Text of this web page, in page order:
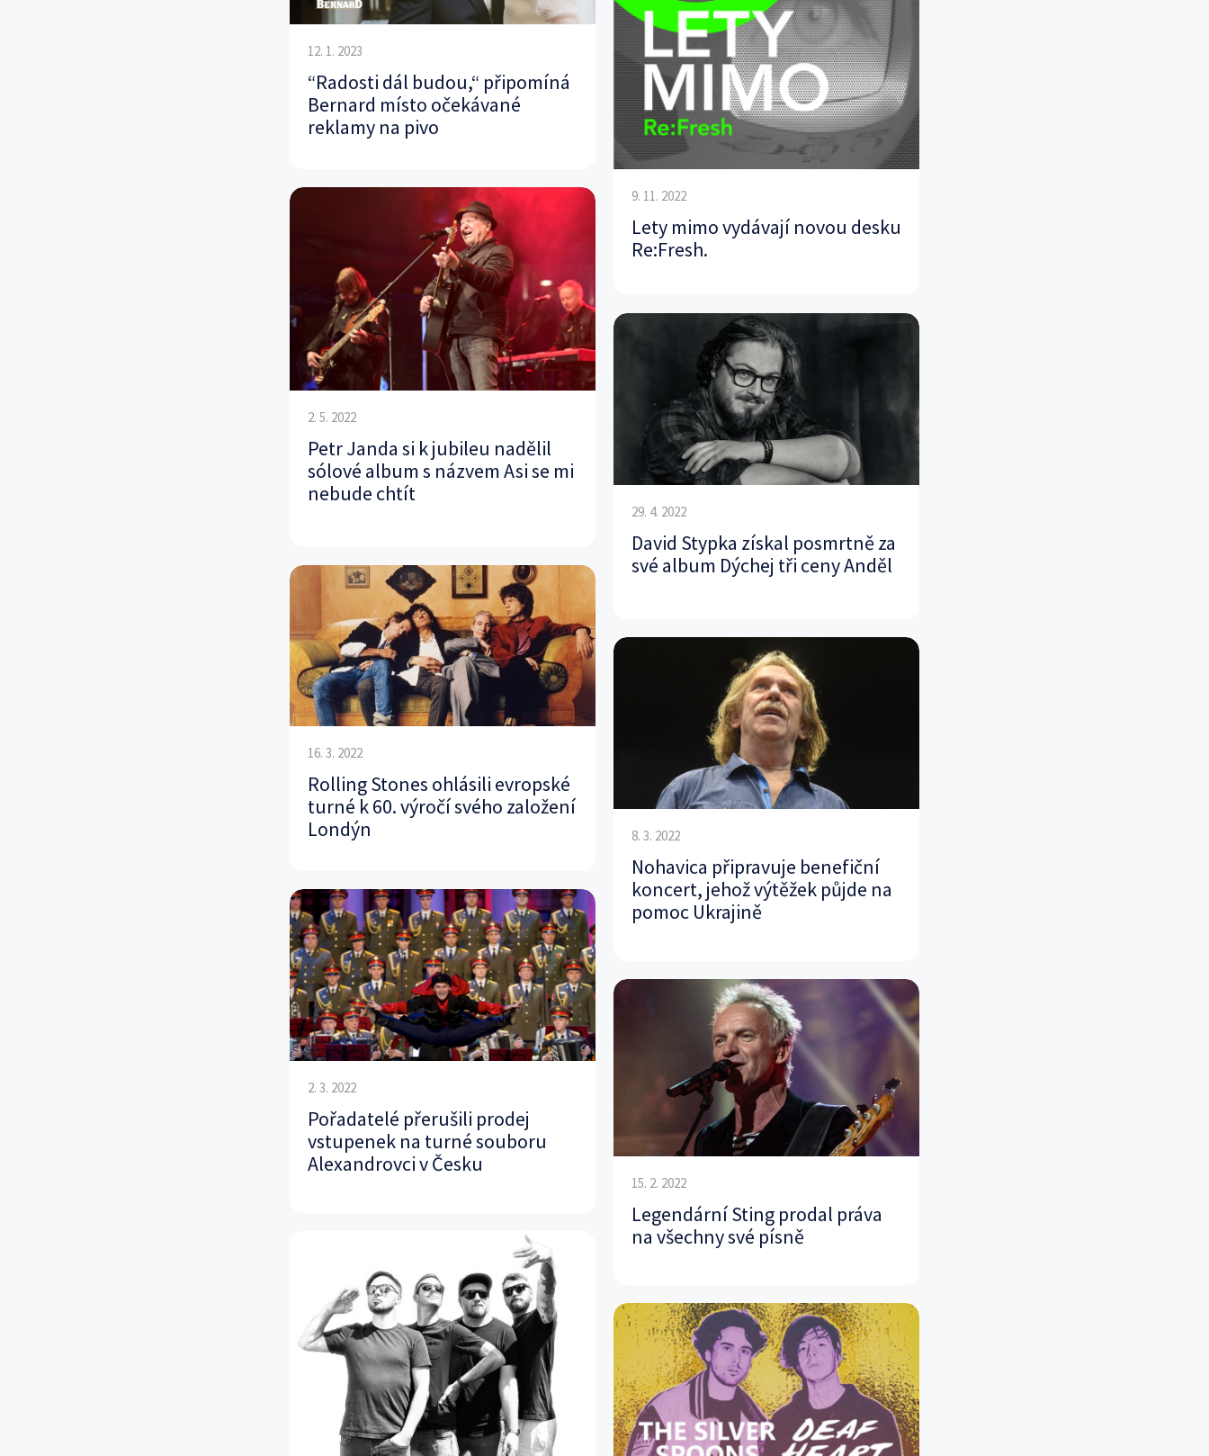
12. 1. 2023
“Radosti dál budou,“ připomíná
Bernard místo očekávané
reklamy na pivo
9. 11. 2022
Lety mimo vydávají novou desku
Re:Fresh.
2. 5. 2022
Petr Janda si k jubileu nadělil
sólové album s názvem Asi se mi
nebude chtít
29. 4. 2022
David Stypka získal posmrtně za
své album Dýchej tři ceny Anděl
16. 3. 2022
Rolling Stones ohlásili evropské
turné k 60. výročí svého založení
Londýn
8. 3. 2022
Nohavica připravuje benefiční
koncert, jehož výtěžek půjde na
pomoc Ukrajině
2. 3. 2022
Pořadatelé přerušili prodej
vstupenek na turné souboru
Alexandrovci v Česku
15. 2. 2022
Legendární Sting prodal práva
na všechny své písně